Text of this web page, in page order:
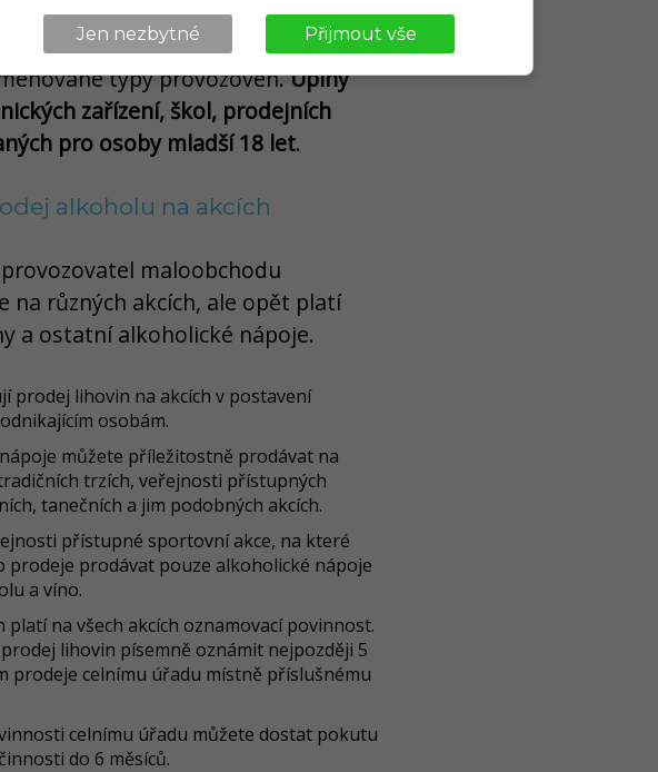
je prodej alkoholu zcela
typy provozoven.Úplný
zařízení, škol, prodejních
pro osoby mladší 18 let.
alkoholu na akcích
maloobchodu
na různých akcích, ale opět platí
a ostatní alkoholické nápoje.
prodej lihovin na akcích v postavení
osobám.
můžete příležitostně prodávat na
trzích, veřejnosti přístupných
tanečních a jim podobných akcích.
přístupné sportovní akce, na které
prodeje prodávat pouze alkoholické nápoje
a víno.
na všech akcích oznamovací povinnost.
lihovin písemně oznámit nejpozději 5
prodeje celnímu úřadu místně příslušnému
celnímu úřadu můžete dostat pokutu
do 6 měsíců.
Jen nezbytné Přijmout vše